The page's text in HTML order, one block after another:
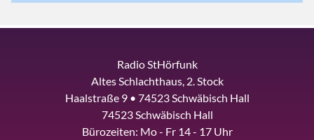
Radio StHörfunk
Altes Schlachthaus, 2. Stock
Haalstraße 9 • 74523 Schwäbisch Hall
74523 Schwäbisch Hall
Bürozeiten: Mo - Fr 14 - 17 Uhr